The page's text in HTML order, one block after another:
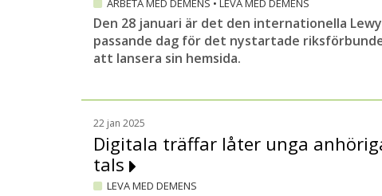
ARBETA MED DEMENS • LEVA MED DEMENS
Den 28 januari är det den internationella
passande dag för det nystartade
att lansera sin hemsida.
22 jan 2025
Digitala träffar låter unga
tals
LEVA MED DEMENS